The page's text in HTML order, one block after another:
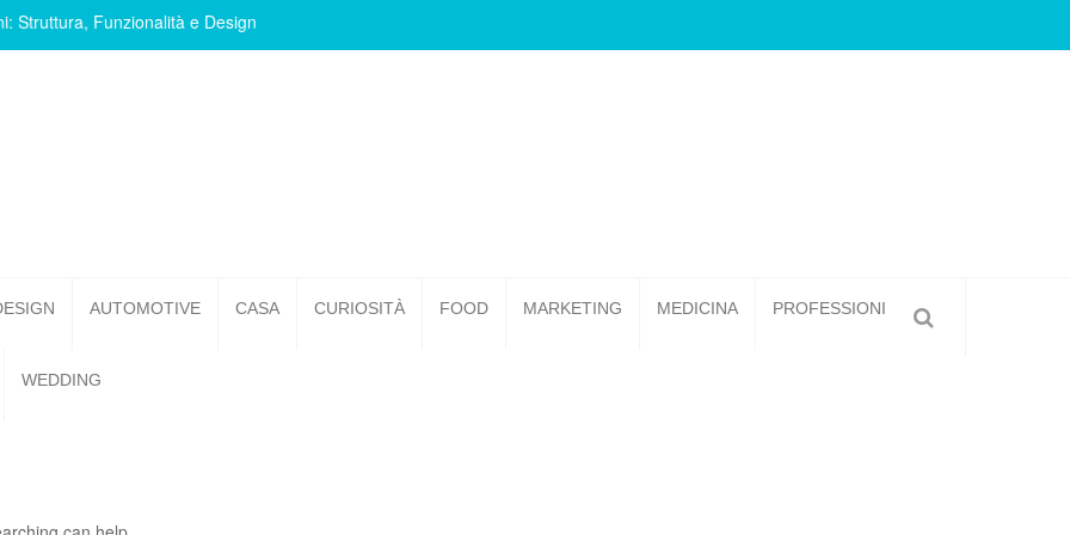
Struttura, Funzionalità e Design
AUTOMOTIVE CASA CURIOSITÀ FOOD MARKETING MEDICINA PROFESSIONI
WEDDING